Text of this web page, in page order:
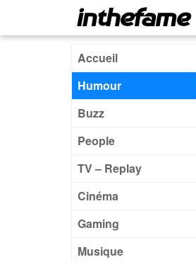
Accueil
Humour
Buzz
People
TV – Replay
Cinéma
Gaming
Musique